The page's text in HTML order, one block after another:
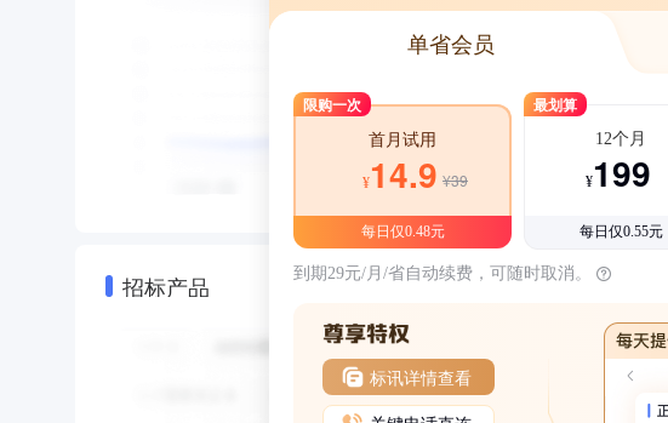
招标产品
单省会员
限购一次
首月试用
¥14.9 ¥39
每日仅0.48元
最划算
12个月
¥199
每日仅0.55元
到期29元/月/省自动续费，可随时取消。
标讯详情查看